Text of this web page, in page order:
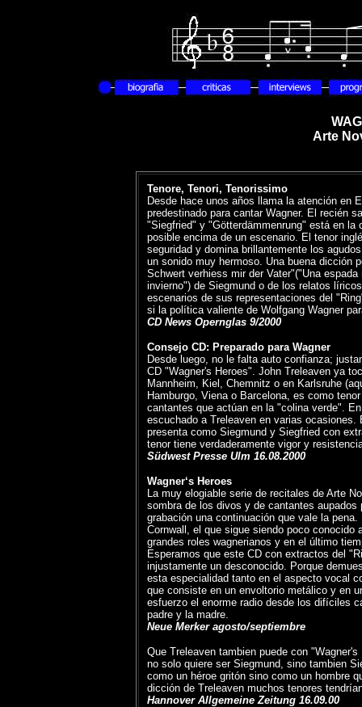
Arte
Tenore, Tenori, Tenorissimo
Desde hace unos años llama la atención en
predestinado para cantar Wagner. El recién
"Siegfried" y "Götterdämmenrung" está en la
posible encima de un escenario. El tenor
seguridad y domina brillantemente los
un sonido muy hermoso. Una buena dicción
Schwert verhiess mir der Vater"("Una
invierno") de Siegmund o de los relatos
escenarios de sus representaciones del
si la política valiente de Wolfgang Wagner
CD News Opernglas 9/2000
Consejo CD: Preparado para Wagner
Desde luego, no le falta auto confianza;
CD "Wagner's Heroes". John Treleaven ya
Mannheim, Kiel, Chemnitz o en Karlsruhe
Hamburgo, Viena o Barcelona, es como
cantantes que actúan en la "colina verde".
escuchado a Treleaven en varias
presenta como Siegmund y Siegfried con
tenor tiene verdaderamente vigor y
Südwest Presse Ulm 16.08.2000
Wagner‘s Heroes
La muy elogiable serie de recitales de Arte
sombra de los divos y de cantantes
grabación una continuación que vale la
Cornwall, el que sigue siendo poco
grandes roles wagnerianos y en el último
Esperamos que este CD con extractos del
injustamente un desconocido. Porque
esta especialidad tanto en el aspecto vocal
que consiste en un envoltorio metálico y en
esfuerzo el enorme radio desde los difíciles
padre y la madre.
Neue Merker agosto/septiembre
Que Treleaven tambien puede con
no solo quiere ser Siegmund, sino tambien
como un héroe gritón sino como un hombre
dicción de Treleaven muchos tenores
Hannover Allgemeine Zeitung 16.09.00